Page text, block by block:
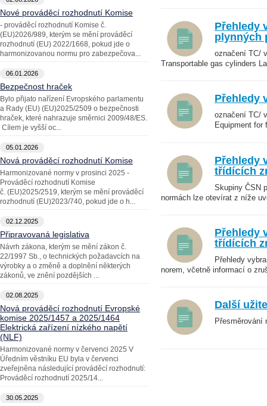
Nové prováděcí rozhodnutí Komise
- prováděcí rozhodnutí Komise č.
(EU)2026/989, kterým se mění prováděcí
rozhodnutí (EU) 2022/1668, pokud jde o
harmonizovanou normu pro zabezpečova...
06.01.2026
Bezpečnost hraček
Bylo přijato nařízení Evropského parlamentu
a Rady (EU) (EU)2025/2509 o bezpečnosti
hraček, které nahrazuje směrnici 2009/48/ES.
Cílem je vyšší oc...
05.01.2026
Nová prováděcí rozhodnutí Komise
Harmonizované normy v prosinci 2025 -
Prováděcí rozhodnutí Komise
č. (EU)2025/2519, kterým se mění prováděcí
rozhodnutí (EU)2023/740, pokud jde o h...
02.12.2025
Připravovaná legislativa
Návrh zákona, kterým se mění zákon č.
22/1997 Sb., o technických požadavcích na
výrobky a o změně a doplnění některých
zákonů, ve znění pozdějších ...
02.08.2025
Nová prováděcí rozhodnutí Evropské
komise 2025/1457 a 2025/1464
Elektrická zařízení nízkého napětí
(NLF)
Harmonizované normy v červenci 2025 V
Úředním věstníku EU byla v červenci
zveřejněna následující prováděcí rozhodnutí:
Prováděcí rozhodnutí 2025/14...
30.05.2025
Přehledy
plynných
označení TC/
Transportable gas cylinders
Přehledy
označení TC/
Equipment for
Přehledy
třídících
Skupiny ČSN
normách lze otevírat z níže
Přehledy
třídících
Přehledy
norem, včetně informací o
Další
Přesměrování